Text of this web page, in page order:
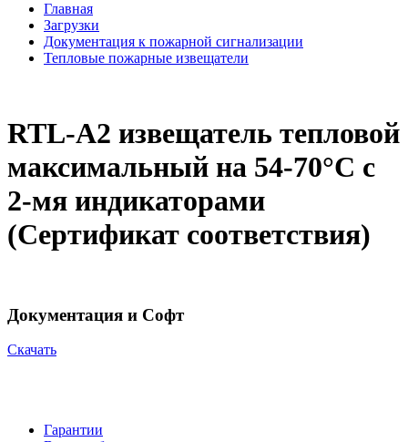
Главная
Загрузки
Документация к пожарной сигнализации
Тепловые пожарные извещатели
RTL-A2 извещатель тепловой
максимальный на 54-70°С с
2-мя индикаторами
(Сертификат соответствия)
Документация и Софт
Cкачать
Гарантии